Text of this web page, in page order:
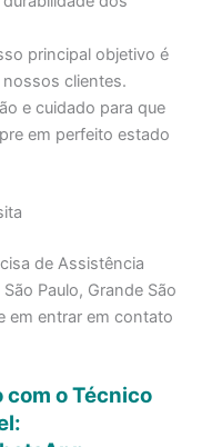
principal objetivo é
clientes.
e cuidado para que
em perfeito estado
de Assistência
Paulo, Grande São
em entrar em contato
com o Técnico